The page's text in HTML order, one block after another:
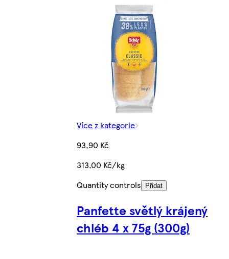
Více z kategorie
93,90 Kč
313,00 Kč/kg
Quantity controls Přidat
Panfette světlý krájený
chléb 4 x 75g (300g)